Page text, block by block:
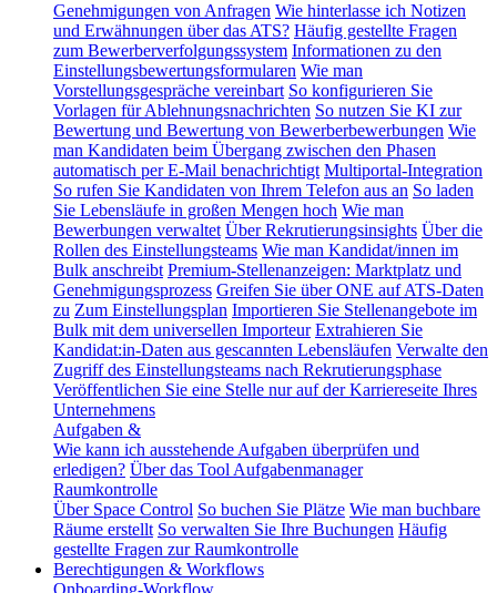
Genehmigungen von Anfragen Wie hinterlasse ich Notizen
und Erwähnungen über das ATS? Häufig gestellte Fragen
zum Bewerberverfolgungssystem Informationen zu den
Einstellungsbewertungsformularen Wie man
Vorstellungsgespräche vereinbart So konfigurieren Sie
Vorlagen für Ablehnungsnachrichten So nutzen Sie KI zur
Bewertung und Bewertung von Bewerberbewerbungen Wie
man Kandidaten beim Übergang zwischen den Phasen
automatisch per E-Mail benachrichtigt Multiportal-Integration
So rufen Sie Kandidaten von Ihrem Telefon aus an So laden
Sie Lebensläufe in großen Mengen hoch Wie man
Bewerbungen verwaltet Über Rekrutierungsinsights Über die
Rollen des Einstellungsteams Wie man Kandidat/innen im
Bulk anschreibt Premium-Stellenanzeigen: Marktplatz und
Genehmigungsprozess Greifen Sie über ONE auf ATS-Daten
zu Zum Einstellungsplan Importieren Sie Stellenangebote im
Bulk mit dem universellen Importeur Extrahieren Sie
Kandidat:in-Daten aus gescannten Lebensläufen Verwalte den
Zugriff des Einstellungsteams nach Rekrutierungsphase
Veröffentlichen Sie eine Stelle nur auf der Karriereseite Ihres
Unternehmens
Aufgaben &
Wie kann ich ausstehende Aufgaben überprüfen und
erledigen? Über das Tool Aufgabenmanager
Raumkontrolle
Über Space Control So buchen Sie Plätze Wie man buchbare
Räume erstellt So verwalten Sie Ihre Buchungen Häufig
gestellte Fragen zur Raumkontrolle
Berechtigungen & Workflows
Onboarding-Workflow